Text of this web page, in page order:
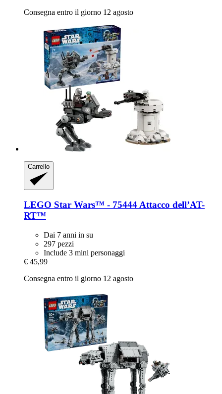
Consegna entro il giorno 12 agosto
Carrello
LEGO Star Wars™ -​ 75444 Attacco dell’AT-​
RT™
Dai 7 anni in su
297 pezzi
Include 3 mini personaggi
€ 45,99
Consegna entro il giorno 12 agosto